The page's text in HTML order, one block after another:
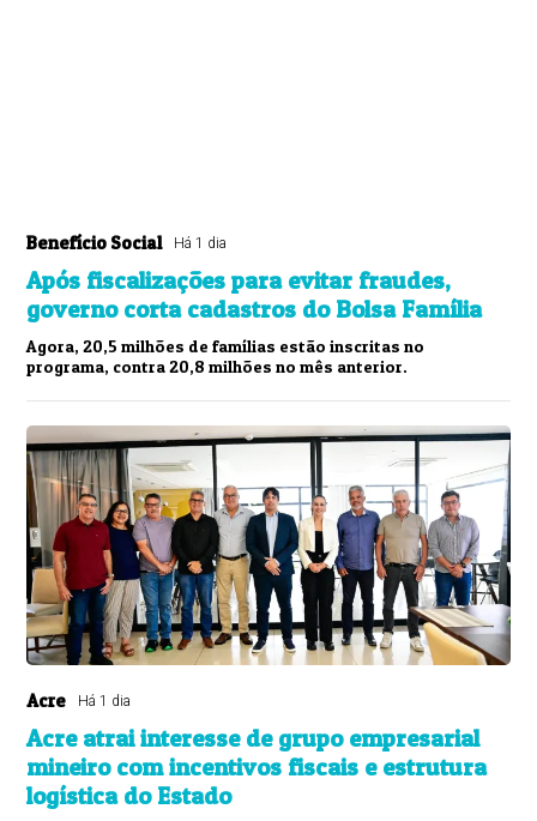
Benefício Social Há 1 dia
Após fiscalizações para evitar fraudes,
governo corta cadastros do Bolsa Família
Agora, 20,5 milhões de famílias estão inscritas no
programa, contra 20,8 milhões no mês anterior.
Acre Há 1 dia
Acre atrai interesse de grupo empresarial
mineiro com incentivos fiscais e estrutura
logística do Estado